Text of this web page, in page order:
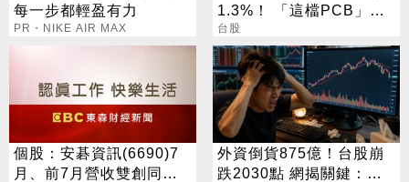
每一步都輕盈有力
PR・NIKE AIR MAX
1.3%！ 「這檔PCB」連3
天漲停
台股
個股：安碁資訊(6690)7
月、前7月營收雙創同期
外資倒貨875億！台股崩
跌2030點 網揭關鍵：沒